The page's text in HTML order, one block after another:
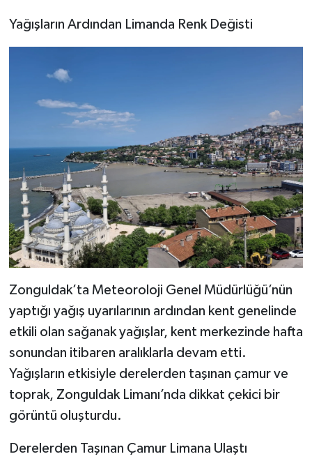
Yağışların Ardından Limanda Renk Değisti
Zonguldak’ta Meteoroloji Genel Müdürlüğü’nün
yaptığı yağış uyarılarının ardından kent genelinde
etkili olan sağanak yağışlar, kent merkezinde hafta
sonundan itibaren aralıklarla devam etti.
Yağışların etkisiyle derelerden taşınan çamur ve
toprak, Zonguldak Limanı’nda dikkat çekici bir
görüntü oluşturdu.
Derelerden Taşınan Çamur Limana Ulaştı